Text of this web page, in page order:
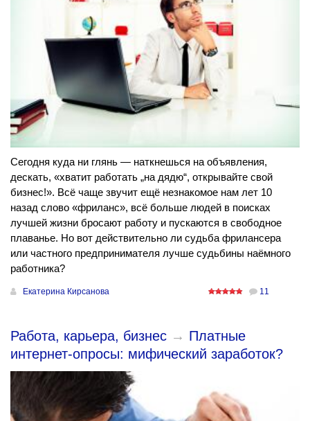
Сегодня куда ни глянь — наткнешься на объявления,
дескать, «хватит работать „на дядю“, открывайте свой
бизнес!». Всё чаще звучит ещё незнакомое нам лет 10
назад слово «фриланс», всё больше людей в поисках
лучшей жизни бросают работу и пускаются в свободное
плаванье. Но вот действительно ли судьба фрилансера
или частного предпринимателя лучше судьбины наёмного
работника?
Екатерина Кирсанова 11
Работа, карьера, бизнес → Платные
интернет-опросы: мифический заработок?